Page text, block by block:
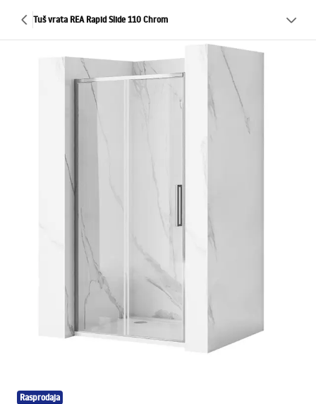
Tuš vrata REA Rapid Slide 110 Chrom
Rasprodaja